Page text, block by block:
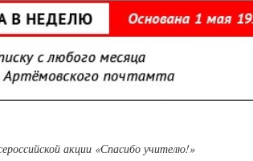
акции «Спасибо учителю!»